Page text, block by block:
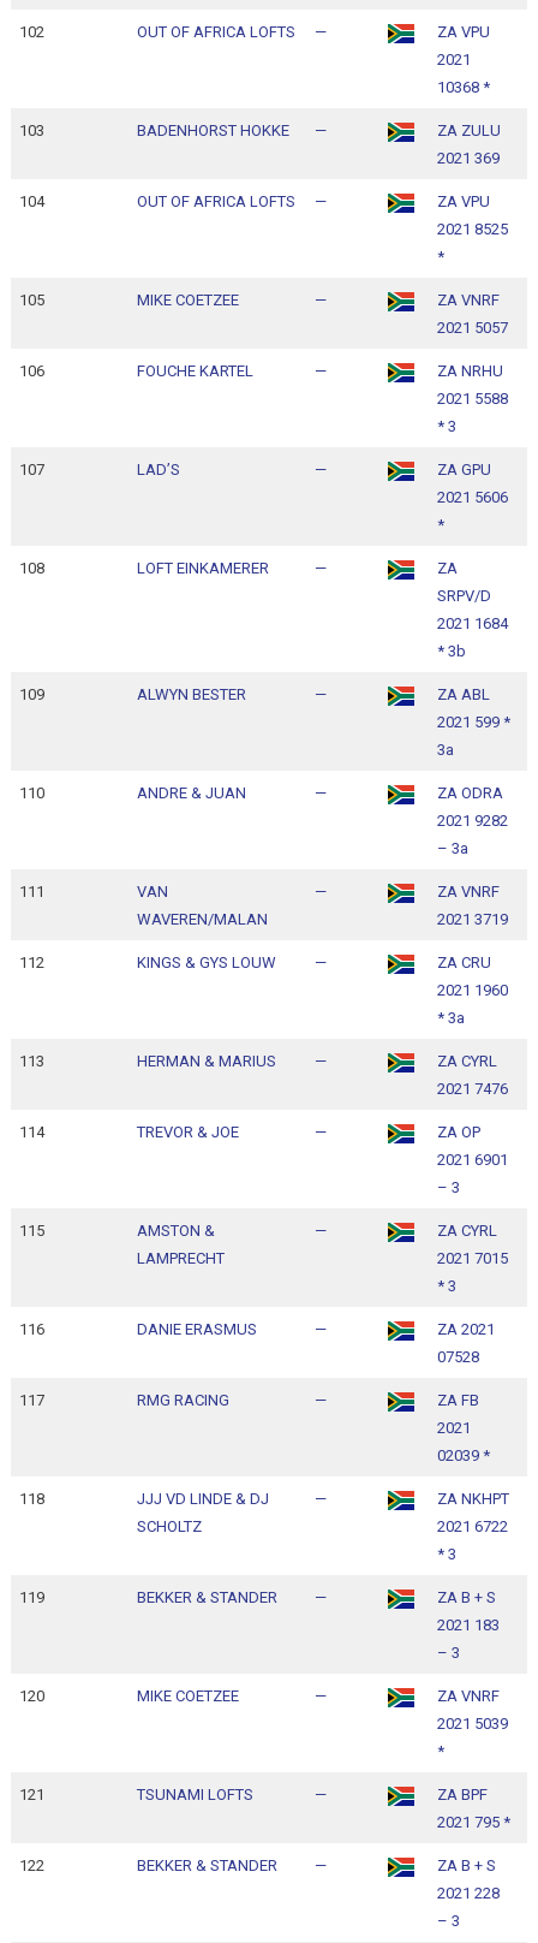
102 OUT OF AFRICA LOFTS —
ZA VPU
2021
10368 *
103 BADENHORST HOKKE —
ZA ZULU
2021 369
104 OUT OF AFRICA LOFTS —
ZA VPU
2021 8525
*
105 MIKE COETZEE —
ZA VNRF
2021 5057
106 FOUCHE KARTEL —
ZA NRHU
2021 5588
* 3
107 LAD’S —
ZA GPU
2021 5606
*
108 LOFT EINKAMERER —
ZA
SRPV/D
2021 1684
* 3b
109 ALWYN BESTER —
ZA ABL
2021 599 *
3a
110 ANDRE & JUAN —
ZA ODRA
2021 9282
– 3a
111
VAN
WAVEREN/MALAN
—
ZA VNRF
2021 3719
112 KINGS & GYS LOUW —
ZA CRU
2021 1960
* 3a
113 HERMAN & MARIUS —
ZA CYRL
2021 7476
114 TREVOR & JOE —
ZA OP
2021 6901
– 3
115
AMSTON &
LAMPRECHT
—
ZA CYRL
2021 7015
* 3
116 DANIE ERASMUS —
ZA 2021
07528
117 RMG RACING —
ZA FB
2021
02039 *
118
JJJ VD LINDE & DJ
SCHOLTZ
—
ZA NKHPT
2021 6722
* 3
119 BEKKER & STANDER —
ZA B + S
2021 183
– 3
120 MIKE COETZEE —
ZA VNRF
2021 5039
*
121 TSUNAMI LOFTS —
ZA BPF
2021 795 *
122 BEKKER & STANDER —
ZA B + S
2021 228
– 3